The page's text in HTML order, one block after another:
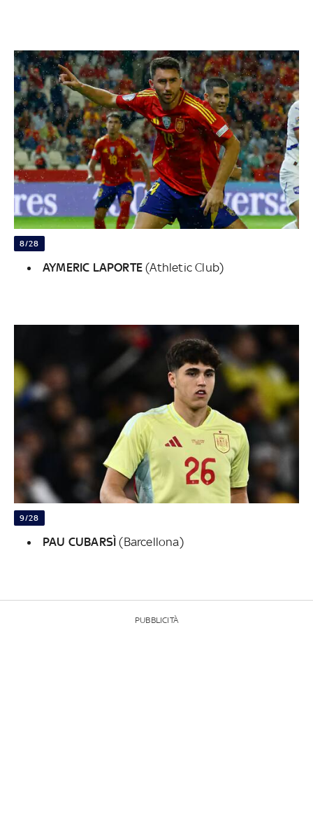
8/28
AYMERIC LAPORTE(Athletic Club)
9/28
PAU CUBARSÌ(Barcellona)
PUBBLICITÀ